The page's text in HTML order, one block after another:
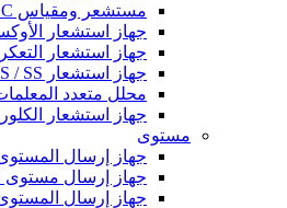
مستشعر ومقياس EC
جهاز استشعار
جهاز استشعار
جهاز استشعار TSS / SS والمتر
محلل متعدد
جهاز استشعار الكلور
مستوى
جهاز إرسال
جهاز إرسال مستوى
جهاز إرسال